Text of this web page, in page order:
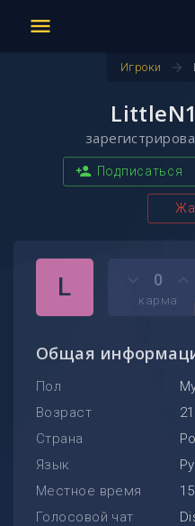
menu
Игроки arrow_forward
person_add Подписаться
L 0
карма
Общая
Пол
Возраст
Страна
Язык
Местное время
Голосовой чат